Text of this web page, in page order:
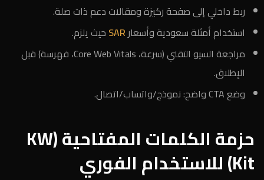
ربط داخلي إلى صفحة ركيزة ومقالات دعم ذات صلة.
استخدام أمثلة سعودية وأسعارSAR حيث يلزم.
مراجعة السيو التقني (سرعة، Core Web Vitals، فهرسة) قبل
الإطلاق.
وضع CTA واضح: نموذج/واتساب/اتصال.
حزمة الكلمات المفتاحية (KW
Kit) للاستخدام الفوري